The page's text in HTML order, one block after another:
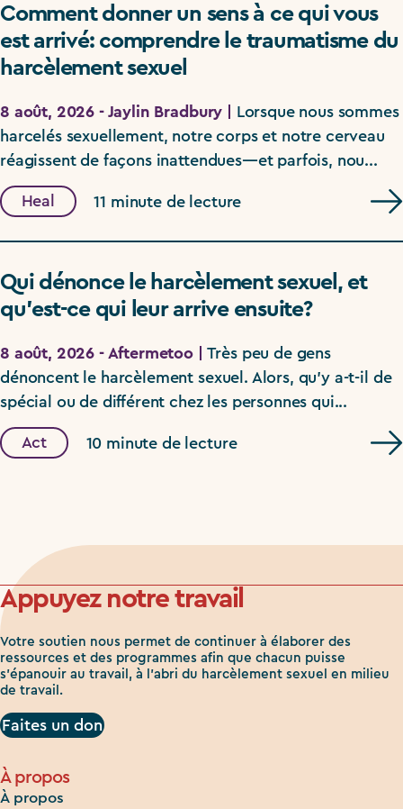
Comment donner un sens à ce qui vous
est arrivé: comprendre le traumatisme du
harcèlement sexuel
8 août, 2026 - Jaylin Bradbury |
Lorsque nous sommes
harcelés sexuellement, notre corps et notre cerveau
réagissent de façons inattendues—et parfois, nou...
Heal 11 minute de lecture
Qui dénonce le harcèlement sexuel, et
qu’est-ce qui leur arrive ensuite?
8 août, 2026 - Aftermetoo |
Très peu de gens
dénoncent le harcèlement sexuel. Alors, qu’y a-t-il de
spécial ou de différent chez les personnes qui...
Act 10 minute de lecture
Appuyez notre travail
Votre soutien nous permet de continuer à élaborer des
ressources et des programmes afin que chacun puisse
s'épanouir au travail, à l'abri du harcèlement sexuel en milieu
de travail.
Faites un don
À propos
À propos